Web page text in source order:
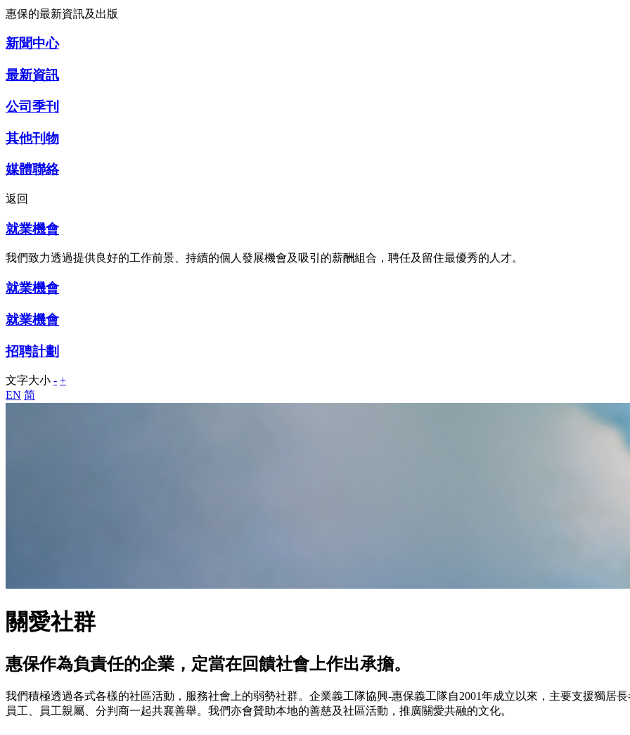
惠保的最新資訊及出版
新聞中心
最新資訊
公司季刊
其他刊物
媒體聯絡
返回
就業機會
我們致力透過提供良好的工作前景、持續的個人發展機會及吸引的薪酬組合，聘任及留住最優秀的人才。
就業機會
就業機會
招聘計劃
文字大小 - +
EN 简
關愛社群
惠保作為負責任的企業，定當在回饋社會上作出承擔。
我們積極透過各式各樣的社區活動，服務社會上的弱勢社群。企業義工隊協興-惠保義工隊自2001年成立以來，主要支援獨居
員工、員工親屬、分判商一起共襄善舉。我們亦會贊助本地的善慈及社區活動，推廣關愛共融的文化。